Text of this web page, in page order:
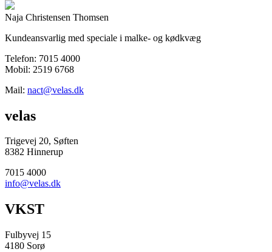
Naja Christensen Thomsen
Kundeansvarlig med speciale i malke- og kødkvæg
Telefon: 7015 4000
Mobil: 2519 6768
Mail: nact@velas.dk
velas
Trigevej 20, Søften
8382 Hinnerup
7015 4000
info@velas.dk
VKST
Fulbyvej 15
4180 Sorø